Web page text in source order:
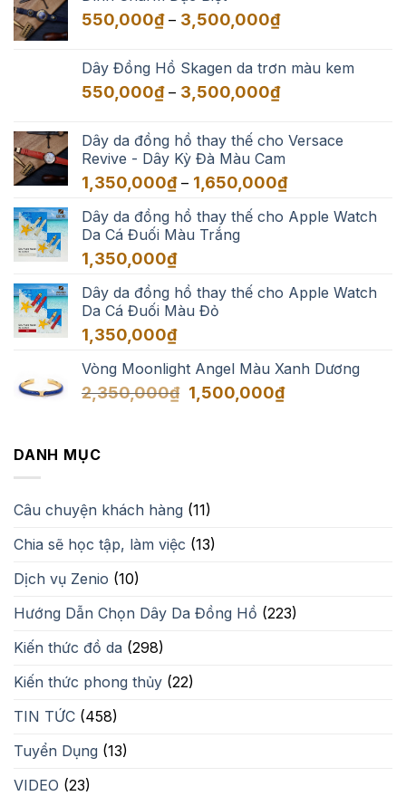
đến
550,000₫ – 3,500,000₫Khoảng
550,000₫
đến
Dây Đồng Hồ Skagen da trơn màu kem
550,000₫ – 3,500,000₫Khoảng
550,000₫
đến
3,500,000₫
Dây da đồng hồ thay thế cho Versace
Revive - Dây Kỳ Đà Màu Cam
1,350,000₫ – 1,650,000₫Khoảng
từ
Dây da đồng hồ thay thế cho Apple Watch
Da Cá Đuối Màu Trắng
1,350,000₫
Dây da đồng hồ thay thế cho Apple Watch
Da Cá Đuối Màu Đỏ
1,350,000₫
Vòng Moonlight Angel Màu Xanh Dương
2,350,000₫ Giá
1,500,000₫Giá
DANH MỤC
Câu chuyện khách hàng (11)
Chia sẽ học tập, làm việc (13)
Dịch vụ Zenio (10)
Hướng Dẫn Chọn Dây Da Đồng Hồ (223)
Kiến thức đồ da (298)
Kiến thức phong thủy (22)
TIN TỨC (458)
Tuyển Dụng (13)
VIDEO (23)